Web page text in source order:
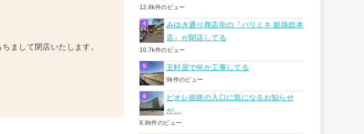
まして閉店いたします。
12.8k件のビュー
みゆき通り商店街の『パリミキ 姫路総本
店』が閉店してる
10.7k件のビュー
五軒屋で何か工事してる
9k件のビュー
ピオレ姫路の入口に気になるお知らせ
が…
8.8k件のビュー